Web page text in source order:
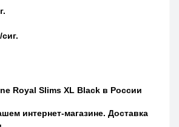
Royal Slims XL Black в России
интернет-магазине. Доставка